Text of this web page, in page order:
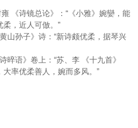
《诗镜总论》：“《小雅》婉孌，能
，近人可倣。”
山孙子》诗：“新诗颇优柔，据琴兴
晬语》卷上：“苏、李 《十九首》
大率优柔善人，婉而多风。”